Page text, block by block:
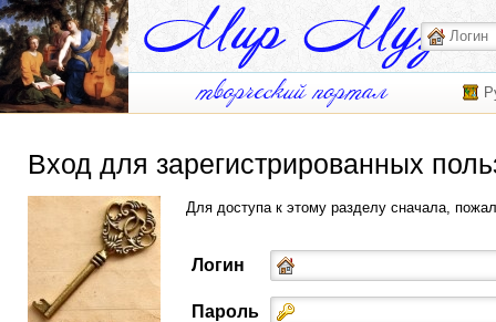
Вход для зарегистрированных
Для доступа к этому разделу сначала,
Логин
Пароль